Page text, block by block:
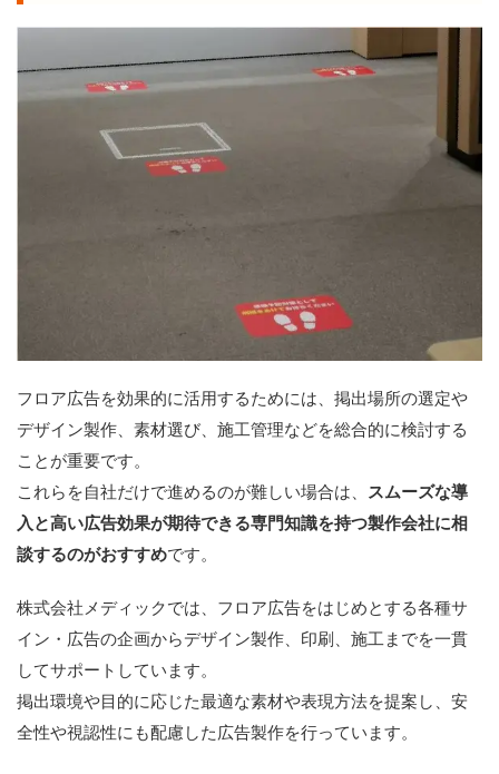
フロア広告を効果的に活用するためには、掲出場所の選定や
デザイン製作、素材選び、施工管理などを総合的に検討する
ことが重要です。
これらを自社だけで進めるのが難しい場合は、 スムーズな導
入と高い広告効果が期待できる専門知識を持つ製作会社に相
談するのがおすすめです。
株式会社メディックでは、フロア広告をはじめとする各種サ
イン・広告の企画からデザイン製作、印刷、施工までを一貫
してサポートしています。
掲出環境や目的に応じた最適な素材や表現方法を提案し、安
全性や視認性にも配慮した広告製作を行っています。